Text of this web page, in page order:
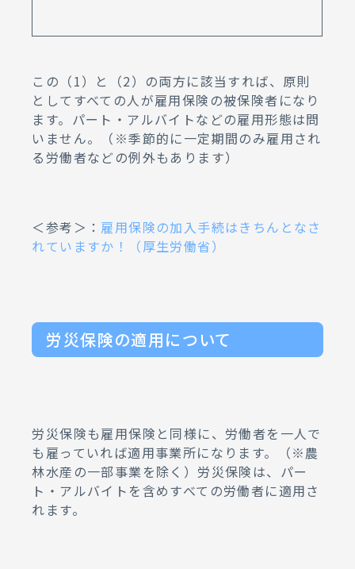
この（1）と（2）の両方に該当すれば、原則
としてすべての人が雇用保険の被保険者になり
ます。パート・アルバイトなどの雇用形態は問
いません。（※季節的に一定期間のみ雇用され
る労働者などの例外もあります）
＜参考＞： 雇用保険の加入手続はきちんとなさ
れていますか！（厚生労働省）
労災保険の適用について
労災保険も雇用保険と同様に、労働者を一人で
も雇っていれば適用事業所になります。（※農
林水産の一部事業を除く）労災保険は、パー
ト・アルバイトを含めすべての労働者に適用さ
れます。